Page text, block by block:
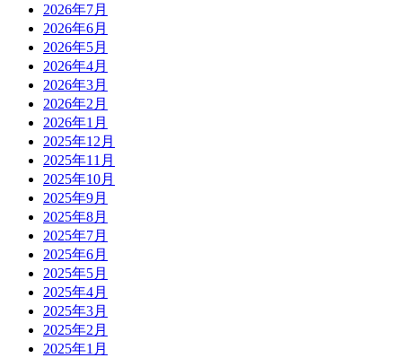
2026年7月
2026年6月
2026年5月
2026年4月
2026年3月
2026年2月
2026年1月
2025年12月
2025年11月
2025年10月
2025年9月
2025年8月
2025年7月
2025年6月
2025年5月
2025年4月
2025年3月
2025年2月
2025年1月